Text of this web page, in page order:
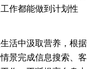
作都能做到计划性
活中汲取营养，根据
景完成信息搜索、客